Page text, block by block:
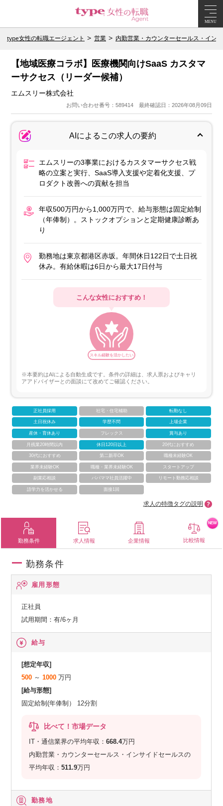
MENU
type女性の転職エージェント 営業 内勤営業・カウンターセールス・イン
【地域医療コラボ】医療機関向けSaaS カスタマ
ーサクセス（リーダー候補）
エムスリー株式会社
お問い合わせ番号：589414 最終確認日：2026年08月09日
AIによるこの求人の要約
エムスリーの3事業におけるカスタマーサクセス戦
略の立案と実行、SaaS導入支援や定着化支援、プ
ロダクト改善への貢献を担当
年収500万円から1,000万円で、給与形態は固定給制
（年俸制）。ストックオプションと定期健康診断あ
り
勤務地は東京都港区赤坂。年間休日122日で土日祝
休み。有給休暇は6日から最大17日付与
こんな女性におすすめ！
スキル経験を活かしたい
※本要約はAIによる自動生成です。条件の詳細は、求人票およびキャリ
アアドバイザーとの面談にて改めてご確認ください。
正社員採用 社宅・住宅補助 転勤なし
土日祝休み 学歴不問 上場企業
産休・育休あり フレックス 賞与あり
月残業20時間以内 休日120日以上 20代におすすめ
30代におすすめ 第二新卒OK 職種未経験OK
業界未経験OK 職種・業界未経験OK スタートアップ
副業応相談 パパママ社員活躍中 リモート勤務応相談
語学力を活かせる 面接1回
求人の特徴タグの説明
勤務条件 求人情報 企業情報 比較情報
NEW
勤務条件
雇用形態
正社員
試用期間：有/6ヶ月
給与
[想定年収]
500 ～1000 万円
[給与形態]
固定給制(年俸制） 12分割
比べて！市場データ
IT・通信業界の平均年収：668.4万円
内勤営業・カウンターセールス・インサイドセールスの
平均年収：511.9万円
勤務地